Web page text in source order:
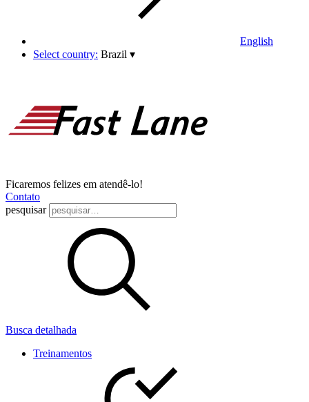
English
Select country: Brazil ▾
Ficaremos felizes em atendê-lo!
Contato
pesquisar
Busca detalhada
Treinamentos